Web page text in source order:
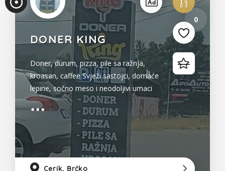
0
DONER KING
Doner, durum, pizza, pile sa ražnja,
kroasan, caffee Svježi sastojci, domaće
lepine, sočno meso i neodoljivi umaci
koji će vas ostaviti bez riječi.
Cerik, Brčko